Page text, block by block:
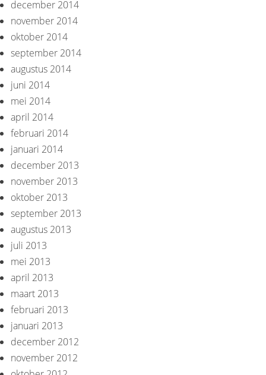
december 2014
november 2014
oktober 2014
september 2014
augustus 2014
juni 2014
mei 2014
april 2014
februari 2014
januari 2014
december 2013
november 2013
oktober 2013
september 2013
augustus 2013
juli 2013
mei 2013
april 2013
maart 2013
februari 2013
januari 2013
december 2012
november 2012